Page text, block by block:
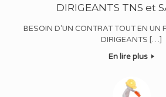
DIRIGEANTS TNS et
BESOIN D'UN CONTRAT TOUT EN UN
DIRIGEANTS […]
En lire plus